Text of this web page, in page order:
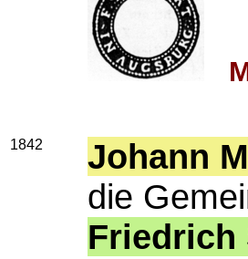
1842
Johann
die
Friedrich